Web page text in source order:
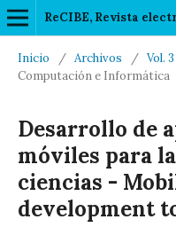
Inicio / Archivos / Vol.
Computación e Informática
Desarrollo de
móviles para
ciencias -
development